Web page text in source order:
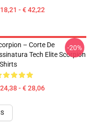
- € 42,22
– Corte De
Tech Elite Scorpion
- € 28,06
-20%